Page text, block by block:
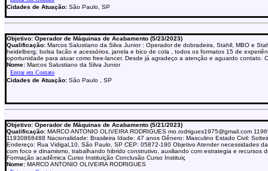
Cidades de Atuação: São Paulo, SP
Objetivo: Operador de Máquinas de Acabamento (5/23/2023)
Qualificação: Marcos Salustiano da Silva Junior : Operador de dobradeira, Stahll, MBO e
heidelberg; bolsa facão e acessórios, janela e bico de cola , todos os formatos 15 de
oportunidade para atuar como free-lancer. Desde já agradeço a atenção e aguardo contato.
Nome: Marcos Salustiano da Silva Junior
Cidades de Atuação: São Paulo , SP
Objetivo: Operador de Máquinas de Acabamento (5/21/2023)
Qualificação: MARCO ANTONIO OLIVEIRA RODRIGUES mo.rodrigues1975@gmail.com
11930868488 Nacionalidade: Brasileira Idade: 47 anos Gênero: Masculino Estado Civil:
Endereço: Rua Vidigal,10, São Paulo, SP CEP: 05872-180 Objetivo Atender necessidades
com foco e dinamismo, trabalhando hibrido construtivo, auxiliando com estrategia e recursos
Formação acadêmica Curso Instituição Conclusão Curso Instituiç
Nome: MARCO ANTONIO OLIVEIRA RODRIGUES